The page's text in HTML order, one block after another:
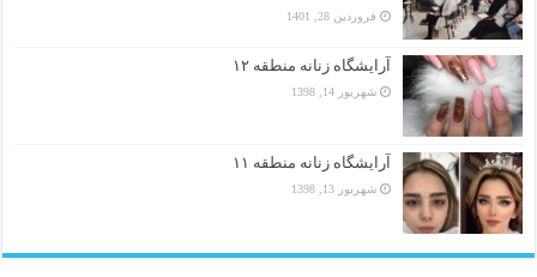
فروردین 28, 1401
آرایشگاه زنانه منطقه ۱۲
شهریور 14, 1398
آرایشگاه زنانه منطقه ۱۱
شهریور 13, 1398